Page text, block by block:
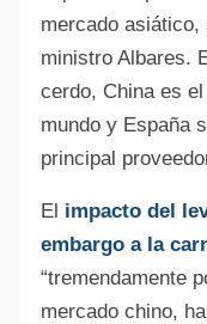
mercado asiático,
ministro Albares.
cerdo, China es
mundo y España
principal
El impacto del
embargo a la
“tremendamente
mercado chino,